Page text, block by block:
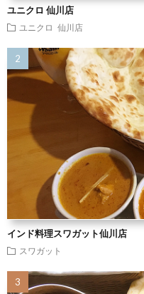
ユニクロ 仙川店
ユニクロ 仙川店
インド料理スワガット仙川店
スワガット